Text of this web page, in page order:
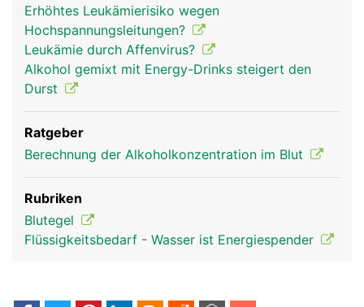
Erhöhtes Leukämierisiko wegen
Hochspannungsleitungen?
Leukämie durch Affenvirus?
Alkohol gemixt mit Energy-Drinks steigert den
Durst
Ratgeber
Berechnung der Alkoholkonzentration im Blut
Rubriken
Blutegel
Flüssigkeitsbedarf - Wasser ist Energiespender